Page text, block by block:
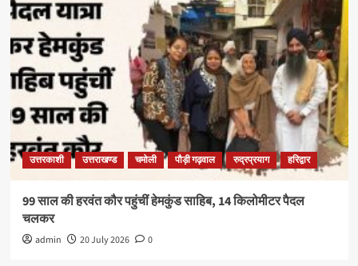
उत्तरकाशी उत्तराखण्ड चमोली पौड़ी गढ़वाल रुद्रप्रयाग हरिद्वार
99 साल की हरवंत कौर पहुंचीं हेमकुंड साहिब, 14 किलोमीटर पैदल
चलकर
admin 20 July 2026 0